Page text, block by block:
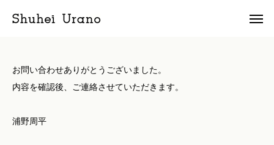
お問い合わせありがとうございました。
内容を確認後、ご連絡させていただきます。
浦野周平